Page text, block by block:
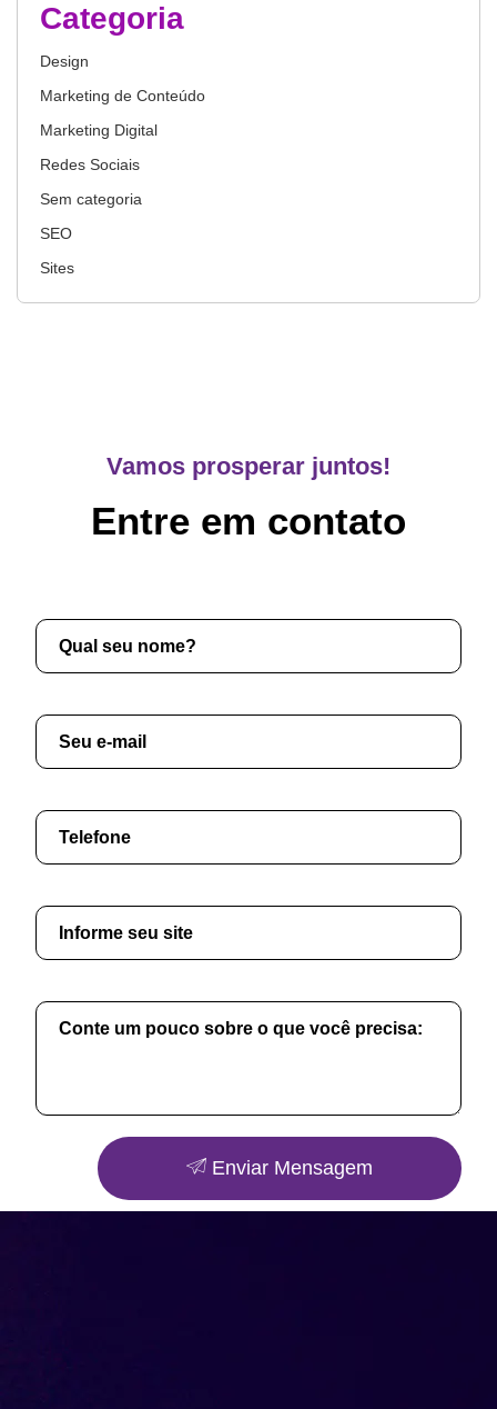
Categoria
Design
Marketing de Conteúdo
Marketing Digital
Redes Sociais
Sem categoria
SEO
Sites
Vamos prosperar juntos!
Entre em contato
Enviar Mensagem